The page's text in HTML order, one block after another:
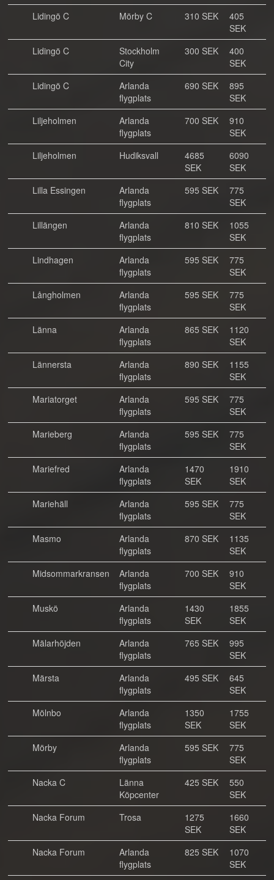
Lidingö C
Mörby C 310 SEK
405
SEK
Lidingö C
Stockholm
City
300 SEK
400
SEK
Lidingö C
Arlanda
flygplats
690 SEK
895
SEK
Liljeholmen
Arlanda
flygplats
700 SEK
910
SEK
Liljeholmen
Hudiksvall
4685
SEK
6090
SEK
Lilla Essingen
Arlanda
flygplats
595 SEK
775
SEK
Lillängen
Arlanda
flygplats
810 SEK
1055
SEK
Lindhagen
Arlanda
flygplats
595 SEK
775
SEK
Långholmen
Arlanda
flygplats
595 SEK
775
SEK
Länna
Arlanda
flygplats
865 SEK
1120
SEK
Lännersta
Arlanda
flygplats
890 SEK
1155
SEK
Mariatorget
Arlanda
flygplats
595 SEK
775
SEK
Marieberg
Arlanda
flygplats
595 SEK
775
SEK
Mariefred
Arlanda
flygplats
1470
SEK
1910
SEK
Mariehäll
Arlanda
flygplats
595 SEK
775
SEK
Masmo
Arlanda
flygplats
870 SEK
1135
SEK
Midsommarkransen
Arlanda
flygplats
700 SEK
910
SEK
Muskö
Arlanda
flygplats
1430
SEK
1855
SEK
Mälarhöjden
Arlanda
flygplats
765 SEK
995
SEK
Märsta
Arlanda
flygplats
495 SEK
645
SEK
Mölnbo
Arlanda
flygplats
1350
SEK
1755
SEK
Mörby
Arlanda
flygplats
595 SEK
775
SEK
Nacka C
Länna
Köpcenter
425 SEK
550
SEK
Nacka Forum
Trosa
1275
SEK
1660
SEK
Nacka Forum
Arlanda
flygplats
825 SEK
1070
SEK